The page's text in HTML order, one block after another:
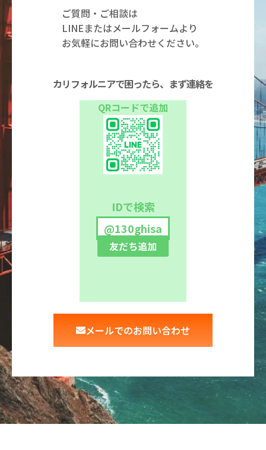
ご質問・ご相談は
LINEまたはメールフォームより
お気軽にお問い合わせください。
カリフォルニアで困ったら、まず連絡を
QRコードで追加
IDで検索
@130ghisa
友だち追加
メールでのお問い合わせ